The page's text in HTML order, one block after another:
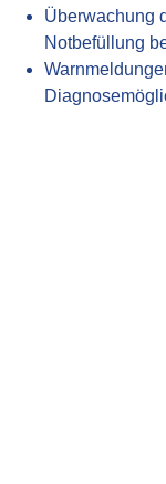
Überwachung
Notbefüllung